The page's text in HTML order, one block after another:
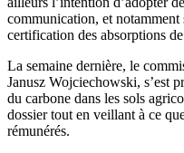
communication, et
certification des absorptions
La semaine dernière, le
Janusz Wojciechowski, s’est
du carbone dans les sols
dossier tout en veillant à ce
rémunérés.